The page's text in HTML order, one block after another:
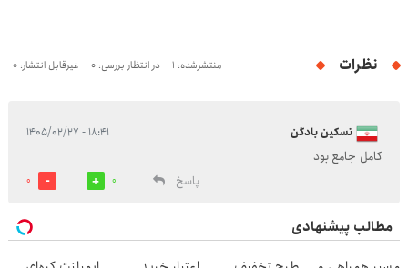
نظرات منتشرشده: 1 در انتظار بررسی: 0 غیرقابل انتشار: 0
تسکین بادگن ۱۸:۴۱ - ۱۴۰۵/۰۲/۲۷
کامل جامع بود
پاسخ
0
0
مطالب پیشنهادی